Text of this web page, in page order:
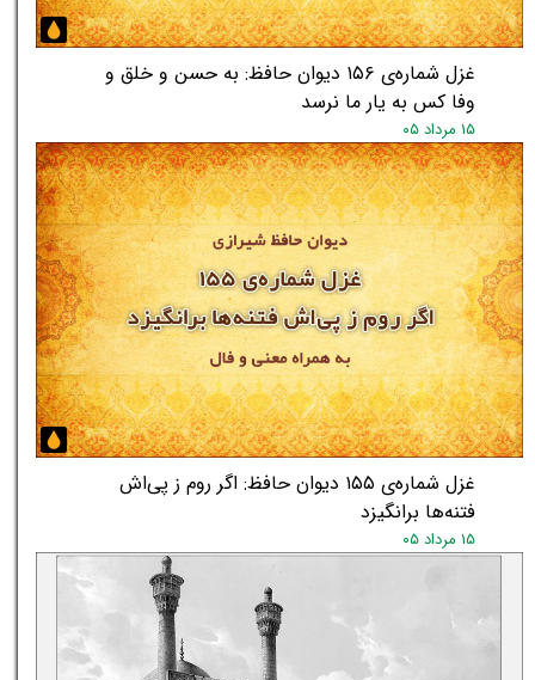
★
غزل شماره‌ی ۱۵۶ دیوان حافظ: به حسن و خلق و
وفا کس به یار ما نرسد
۱۵ مرداد ۰۵
غزل شماره‌ی ۱۵۵ دیوان حافظ: اگر روم ز پی‌اش
فتنه‌ها برانگیزد
۱۵ مرداد ۰۵